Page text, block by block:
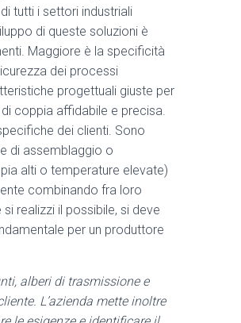
tutti i settori industriali
di queste soluzioni è
Maggiore è la specificità
dei processi
progettuali giuste per
coppia affidabile e precisa.
dei clienti. Sono
di assemblaggio o
alti o temperature elevate)
combinando fra loro
realizzi il possibile, si deve
per un produttore
alberi di trasmissione e
L’azienda mette inoltre